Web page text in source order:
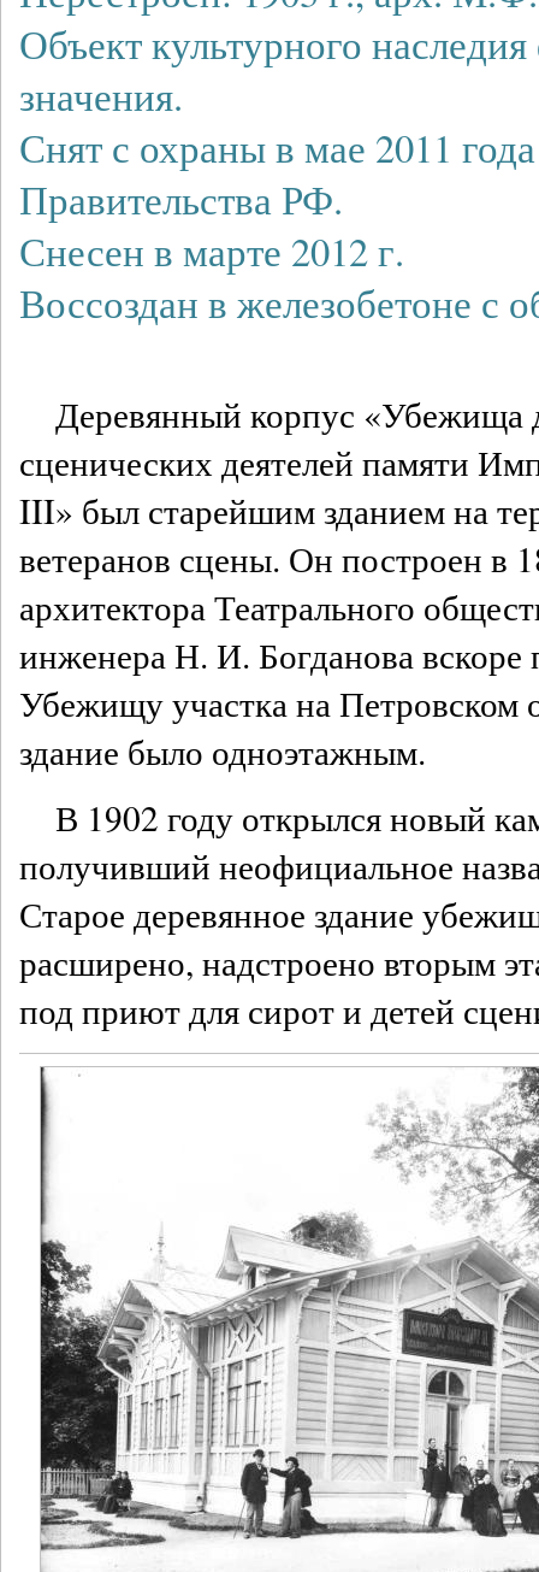
Объект культурного
значения.
Снят с охраны в мае 2011
Правительства РФ.
Снесен в марте 2012 г.
Воссоздан в железобетоне с
Деревянный корпус «Убежища
сценических деятелей памяти
III» был старейшим зданием на
ветеранов сцены. Он построен в
архитектора Театрального
инженера Н. И. Богданова вскоре
Убежищу участка на Петровском
здание было одноэтажным.
В 1902 году открылся новый
получивший неофициальное
Старое деревянное здание
расширено, надстроено вторым
под приют для сирот и детей